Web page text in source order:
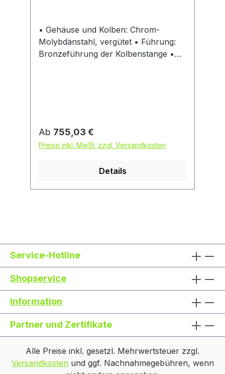
• Gehäuse und Kolben: Chrom-
Molybdänstahl, vergütet • Führung:
Bronzeführung der Kolbenstange •
Hinweis: Zylinder mit Druckkräften bis
1000 kN (100 t) auf Anfrage lieferbar.
Regulärer Preis:
Ab 755,03 €
Preise inkl. MwSt. zzgl. Versandkosten
Details
Service-Hotline
Shopservice
Information
Partner und Zertifikate
Alle Preise inkl. gesetzl. Mehrwertsteuer zzgl.
Versandkostenund ggf. Nachnahmegebühren, wenn